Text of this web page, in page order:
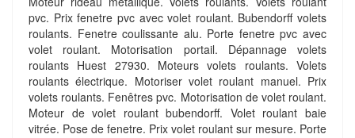
pvc. Prix fenetre pvc avec volet roulant. Bubendorff volets
roulants. Fenetre coulissante alu. Porte fenetre pvc avec
volet roulant. Motorisation portail. Dépannage volets
roulants Huest 27930. Moteurs volets roulants. Volets
roulants électrique. Motoriser volet roulant manuel. Prix
volets roulants. Fenêtres pvc. Motorisation de volet roulant.
Moteur de volet roulant bubendorff. Volet roulant baie
vitrée. Pose de fenetre. Prix volet roulant sur mesure. Porte